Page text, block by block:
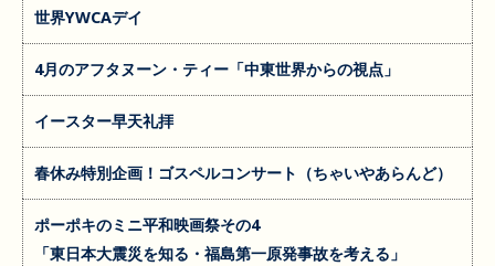
世界YWCAデイ
4月のアフタヌーン・ティー「中東世界からの視点」
イースター早天礼拝
春休み特別企画！ゴスペルコンサート（ちゃいやあらんど）
ポーポキのミニ平和映画祭その4
「東日本大震災を知る・福島第一原発事故を考える」